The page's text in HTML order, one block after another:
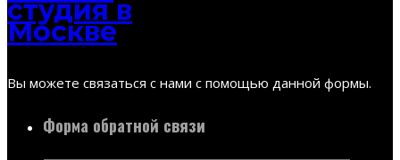
Вы можете связаться с нами с помощью данной формы.
Форма обратной связи